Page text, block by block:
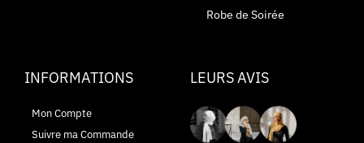
Robe de Soirée
INFORMATIONS
Mon Compte
Suivre ma Commande
LEURS AVIS